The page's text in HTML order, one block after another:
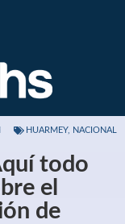
HUARMEY, NACIONAL
todo
el
de